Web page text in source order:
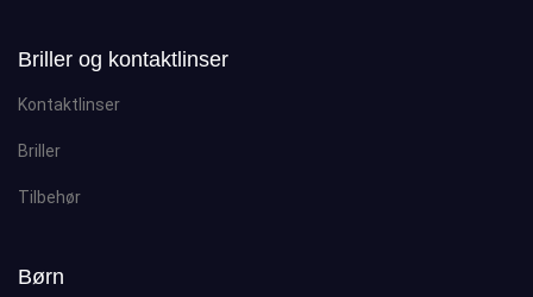
Briller og kontaktlinser
Kontaktlinser
Briller
Tilbehør
Børn